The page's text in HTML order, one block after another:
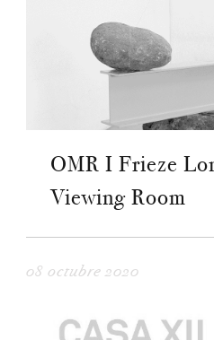
OMR I Frieze
Viewing Room
08 octubre 2020